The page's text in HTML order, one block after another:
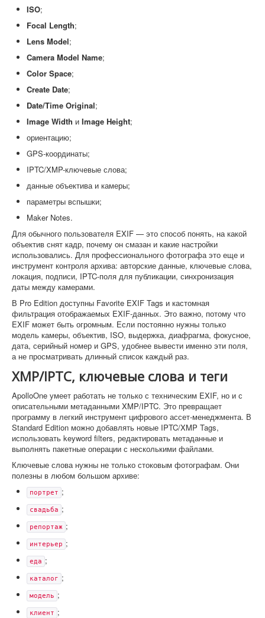
ISO;
Focal Length;
Lens Model;
Camera Model Name;
Color Space;
Create Date;
Date/Time Original;
Image Width и Image Height;
ориентацию;
GPS-координаты;
IPTC/XMP-ключевые слова;
данные объектива и камеры;
параметры вспышки;
Maker Notes.
Для обычного пользователя EXIF — это способ понять, на какой
объектив снят кадр, почему он смазан и какие настройки
использовались. Для профессионального фотографа это еще и
инструмент контроля архива: авторские данные, ключевые слова,
локация, подписи, IPTC-поля для публикации, синхронизация
даты между камерами.
В Pro Edition доступны Favorite EXIF Tags и кастомная
фильтрация отображаемых EXIF-данных. Это важно, потому что
EXIF может быть огромным. Если постоянно нужны только
модель камеры, объектив, ISO, выдержка, диафрагма, фокусное,
дата, серийный номер и GPS, удобнее вывести именно эти поля,
а не просматривать длинный список каждый раз.
XMP/IPTC, ключевые слова и теги
ApolloOne умеет работать не только с техническим EXIF, но и с
описательными метаданными XMP/IPTC. Это превращает
программу в легкий инструмент цифрового ассет-менеджмента. В
Standard Edition можно добавлять новые IPTC/XMP Tags,
использовать keyword filters, редактировать метаданные и
выполнять пакетные операции с несколькими файлами.
Ключевые слова нужны не только стоковым фотографам. Они
полезны в любом большом архиве:
портрет ;
свадьба ;
репортаж ;
интерьер ;
еда ;
каталог ;
модель ;
клиент ;